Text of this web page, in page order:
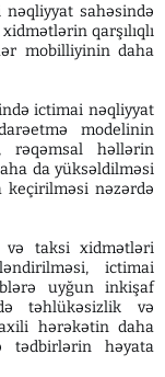
sahəsində
qarşılıqlı
mobilliyinin daha
ictimai nəqliyyat
modelinin
rəqəmsal həllərin
da yüksəldilməsi
nəzərdə
və taksi xidmətləri
ictimai
uyğun inkişaf
təhlükəsizlik və
hərəkətin daha
tədbirlərin həyata